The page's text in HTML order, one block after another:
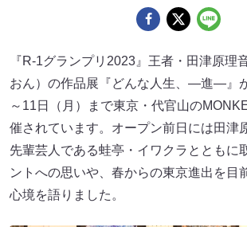
『R-1グランプリ2023』王者・田津原理
おん）の作品展『どんな人生、―進―』
～11日（月）まで東京・代官山の
催されています。オープン前日には田津
先輩芸人である蛙亭・イワクラとともに
ントへの思いや、春からの東京進出を目
心境を語りました。